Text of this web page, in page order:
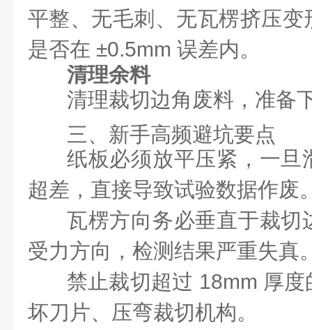
平整、无毛刺、无瓦楞挤压
是否在 ±0.5mm 误差内。
清理余料
清理裁切边角废料，准备
三、新手高频避坑要点
纸板必须放平压紧，一旦
超差，直接导致试验数据作废
瓦楞方向务必垂直于裁切
受力方向，检测结果严重失真
禁止裁切超过 18mm 厚
坏刀片、压弯裁切机构。